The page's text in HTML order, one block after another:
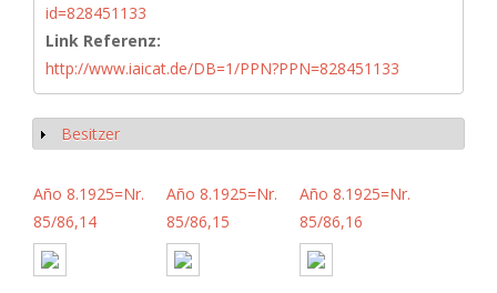
id=828451133
Link Referenz:
http://www.iaicat.de/DB=1/PPN?PPN=828451133
Anzeigen
Besitzer
Año 8.1925=Nr.
85/86,14
Año 8.1925=Nr.
85/86,15
Año 8.1925=Nr.
85/86,16